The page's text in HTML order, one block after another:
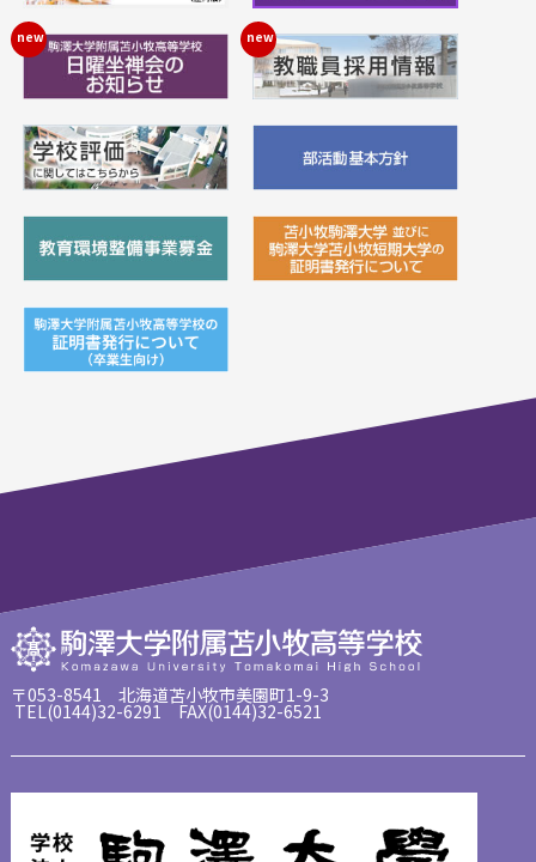
〒053-8541 北海道苫小牧市美園町1-9-3
TEL(0144)32-6291 FAX(0144)32-6521